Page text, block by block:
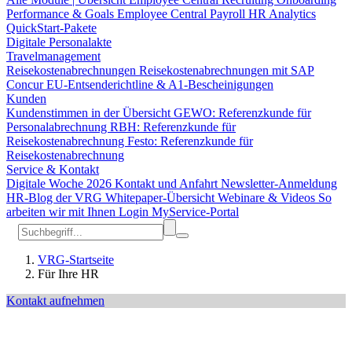
Performance & Goals Employee Central Payroll HR Analytics
QuickStart-Pakete
Digitale Personalakte
Travelmanagement
Reisekostenabrechnungen Reisekostenabrechnungen mit SAP
ConcurEU-Entsenderichtline & A1-Bescheinigungen
Kunden
Kundenstimmen in der Übersicht GEWO: Referenzkunde für
Personalabrechnung RBH: Referenzkunde für
Reisekostenabrechnung Festo: Referenzkunde für
Reisekostenabrechnung
Service & Kontakt
Digitale Woche 2026 Kontakt und Anfahrt Newsletter-Anmeldung
HR-Blog der VRG Whitepaper-Übersicht Webinare & Videos So
arbeiten wir mit Ihnen Login MyService-Portal
VRG-Startseite
Für Ihre HR
Kontakt aufnehmen